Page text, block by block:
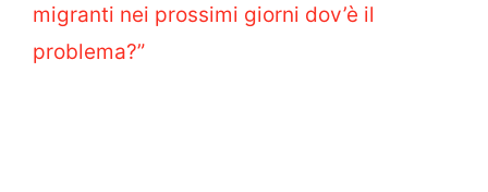
migranti nei prossimi giorni dov’è il
problema?”